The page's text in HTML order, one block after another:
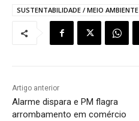
SUSTENTABILIDADE / MEIO AMBIENTE
Artigo anterior
Alarme dispara e PM flagra
arrombamento em comércio